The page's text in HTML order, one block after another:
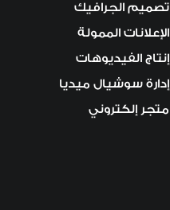
تصميم الجرافيك
الإعلانات الممولة
إنتاج الفيديوهات
إدارة سوشيال ميديا
متجر إلكتروني